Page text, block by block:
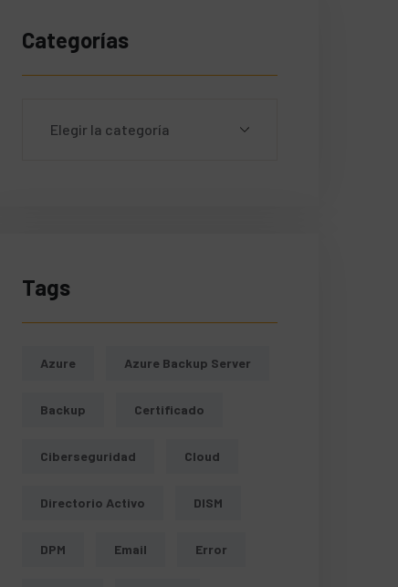
Categorías
Tags
Azure Azure Backup Server
Backup Certificado
Ciberseguridad Cloud
Directorio Activo DISM
DPM Email Error